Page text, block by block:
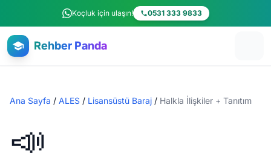
Ana içeriğe atlaKoçluk için ulaşın! 0531 333 9833
Rehber Panda
Ana Sayfa / ALES / Lisansüstü Baraj / Halkla İlişkiler + Tanıtım
📣